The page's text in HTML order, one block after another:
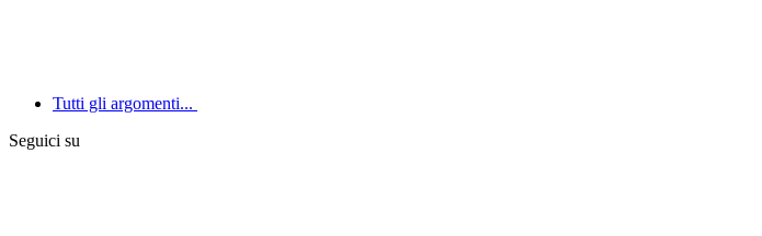
Tutti gli argomenti...
Seguici su